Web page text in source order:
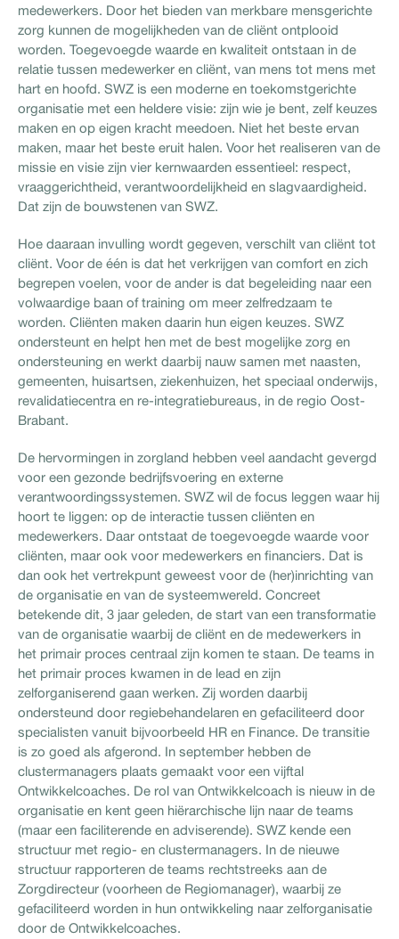
medewerkers. Door het bieden van merkbare mensgerichte
zorg kunnen de mogelijkheden van de cliënt ontplooid
worden. Toegevoegde waarde en kwaliteit ontstaan in de
relatie tussen medewerker en cliënt, van mens tot mens met
hart en hoofd. SWZ is een moderne en toekomstgerichte
organisatie met een heldere visie: zijn wie je bent, zelf keuzes
maken en op eigen kracht meedoen. Niet het beste ervan
maken, maar het beste eruit halen. Voor het realiseren van de
missie en visie zijn vier kernwaarden essentieel: respect,
vraaggerichtheid, verantwoordelijkheid en slagvaardigheid.
Dat zijn de bouwstenen van SWZ.
Hoe daaraan invulling wordt gegeven, verschilt van cliënt tot
cliënt. Voor de één is dat het verkrijgen van comfort en zich
begrepen voelen, voor de ander is dat begeleiding naar een
volwaardige baan of training om meer zelfredzaam te
worden. Cliënten maken daarin hun eigen keuzes. SWZ
ondersteunt en helpt hen met de best mogelijke zorg en
ondersteuning en werkt daarbij nauw samen met naasten,
gemeenten, huisartsen, ziekenhuizen, het speciaal onderwijs,
revalidatiecentra en re-integratiebureaus, in de regio Oost-
Brabant.
De hervormingen in zorgland hebben veel aandacht gevergd
voor een gezonde bedrijfsvoering en externe
verantwoordingssystemen. SWZ wil de focus leggen waar hij
hoort te liggen: op de interactie tussen cliënten en
medewerkers. Daar ontstaat de toegevoegde waarde voor
cliënten, maar ook voor medewerkers en financiers. Dat is
dan ook het vertrekpunt geweest voor de (her)inrichting van
de organisatie en van de systeemwereld. Concreet
betekende dit, 3 jaar geleden, de start van een transformatie
van de organisatie waarbij de cliënt en de medewerkers in
het primair proces centraal zijn komen te staan. De teams in
het primair proces kwamen in de lead en zijn
zelforganiserend gaan werken. Zij worden daarbij
ondersteund door regiebehandelaren en gefaciliteerd door
specialisten vanuit bijvoorbeeld HR en Finance. De transitie
is zo goed als afgerond. In september hebben de
clustermanagers plaats gemaakt voor een vijftal
Ontwikkelcoaches. De rol van Ontwikkelcoach is nieuw in de
organisatie en kent geen hiërarchische lijn naar de teams
(maar een faciliterende en adviserende). SWZ kende een
structuur met regio- en clustermanagers. In de nieuwe
structuur rapporteren de teams rechtstreeks aan de
Zorgdirecteur (voorheen de Regiomanager), waarbij ze
gefaciliteerd worden in hun ontwikkeling naar zelforganisatie
door de Ontwikkelcoaches.